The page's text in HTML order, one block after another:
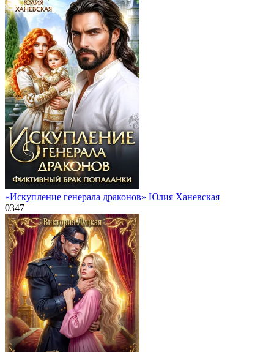
«Искупление генерала драконов» Юлия Ханевская
0347